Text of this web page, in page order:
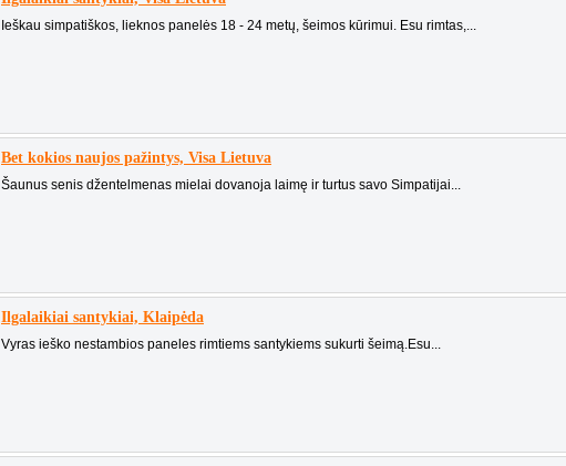
Ieškau simpatiškos, lieknos panelės 18 - 24 metų, šeimos kūrimui. Esu rimtas,...
Bet kokios naujos pažintys, Visa Lietuva
Šaunus senis džentelmenas mielai dovanoja laimę ir turtus savo Simpatijai...
Ilgalaikiai santykiai, Klaipėda
Vyras ieško nestambios paneles rimtiems santykiems sukurti šeimą.Esu...